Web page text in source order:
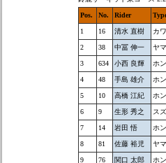
Pos. No. Rider
1 16 清水 直樹 カ
2 38 中冨 伸一 ヤ
3 634 小西 良輝 ホ
4 48 手島 雄介 ホ
5 10 高橋 江紀 ホ
6 9 生形 秀之 ス
7 14 岩田 悟 ホ
8 81 佐藤 裕児 ヤ
9 76 関口 太郎 ホ